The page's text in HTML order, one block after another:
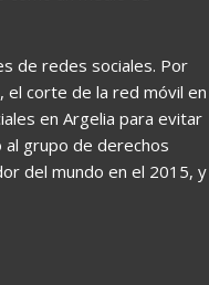
de redes sociales. Por
corte de la red móvil en
en Argelia para evitar
grupo de derechos
del mundo en el 2015, y